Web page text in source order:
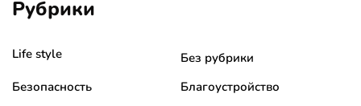
Рубрики
Life style
Без рубрики
Безопасность
Благоустройство